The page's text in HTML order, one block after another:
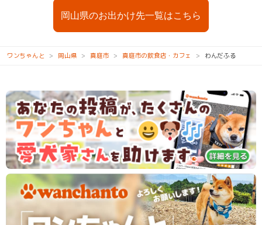
岡山県のお出かけ先一覧はこちら
ワンちゃんと 岡山県 真庭市 真庭市の飲食店・カフェ わんだふる